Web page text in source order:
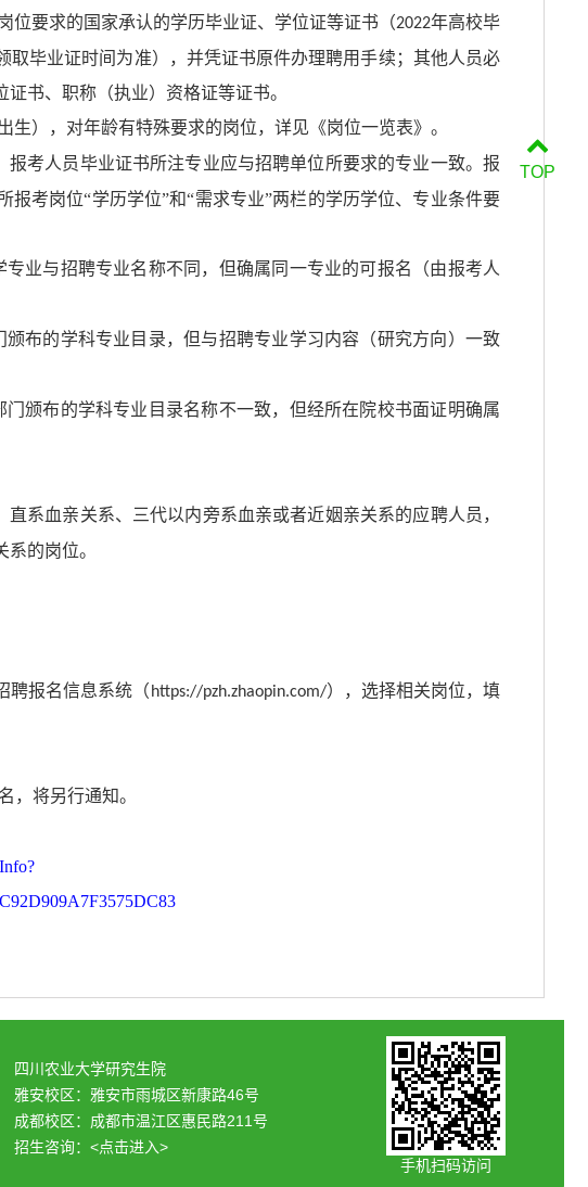
位要求的国家承认的学历毕业证、学位证等证书（2022年高校毕
毕业证时间为准），并凭证书原件办理聘用手续；其他人员必
书、职称（执业）资格证等证书。
生），对年龄有特殊要求的岗位，详见《岗位一览表》。
考人员毕业证书所注专业应与招聘单位所要求的专业一致。报
考岗位“学历学位”和“需求专业”两栏的学历学位、专业条件要
业与招聘专业名称不同，但确属同一专业的可报名（由报考人
布的学科专业目录，但与招聘专业学习内容（研究方向）一致
颁布的学科专业目录名称不一致，但经所在院校书面证明确属
系血亲关系、三代以内旁系血亲或者近姻亲关系的应聘人员，
的岗位。
聘报名信息系统（ https://pzh.zhaopin.com/），选择相关岗位，填
，将另行通知。
四川农业大学研究生院
雅安校区：雅安市雨城区新康路46号
成都校区：成都市温江区惠民路211号
招生咨询： <点击进入>
手机扫码访问
TOP